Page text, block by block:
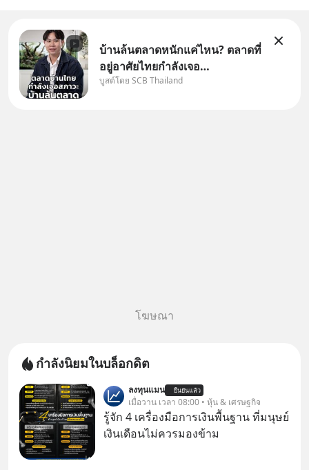
บ้านล้นตลาดหนักแค่ไหน? ตลาดที่
อยู่อาศัยไทยกำลังเจอ
Oversupply หนักกว่าที่คิด และ
บูสต์โดย SCB Thailand
โฆษณา
กำลังนิยมในบล็อกดิต
ลงทุนแมน ยืนยันแล้ว
เมื่อวาน เวลา 08:00 • หุ้น & เศรษฐกิจ
รู้จัก 4 เครื่องมือการเงินพื้นฐาน ที่มนุษย์
เงินเดือนไม่ควรมองข้าม